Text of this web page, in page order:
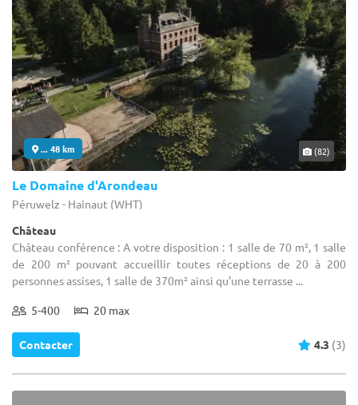
... 48 km (82)
Le Domaine d'Arondeau
Péruwelz - Hainaut (WHT)
Château
Château conférence : A votre disposition : 1 salle de 70 m², 1 salle
de 200 m² pouvant accueillir toutes réceptions de 20 à 200
personnes assises, 1 salle de 370m² ainsi qu'une terrasse ...
5-400 20 max
Contacter 4.3 (3)